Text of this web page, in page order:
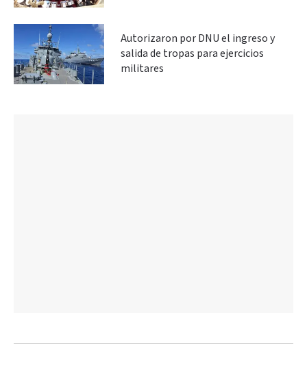
Autorizaron por DNU el ingreso y
salida de tropas para ejercicios
militares